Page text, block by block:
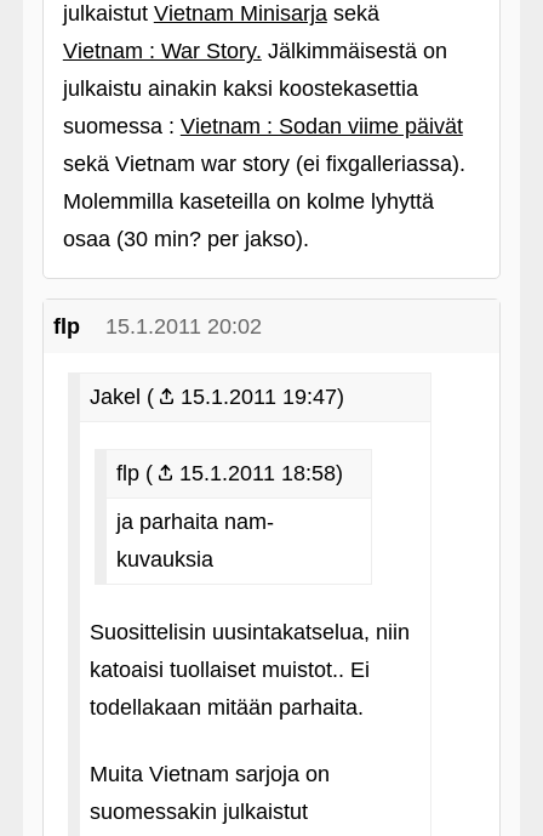
julkaistut Vietnam Minisarjasekä
Vietnam : War Story. Jälkimmäisestä on
julkaistu ainakin kaksi koostekasettia
suomessa : Vietnam : Sodan viime päivät
sekä Vietnam war story (ei fixgalleriassa).
Molemmilla kaseteilla on kolme lyhyttä
osaa (30 min? per jakso).
flp 15.1.2011 20:02
Jakel ( 15.1.2011 19:47)
flp (
15.1.2011 18:58)
ja parhaita nam-
kuvauksia
Suosittelisin uusintakatselua, niin
katoaisi tuollaiset muistot.. Ei
todellakaan mitään parhaita.
Muita Vietnam sarjoja on
suomessakin julkaistut